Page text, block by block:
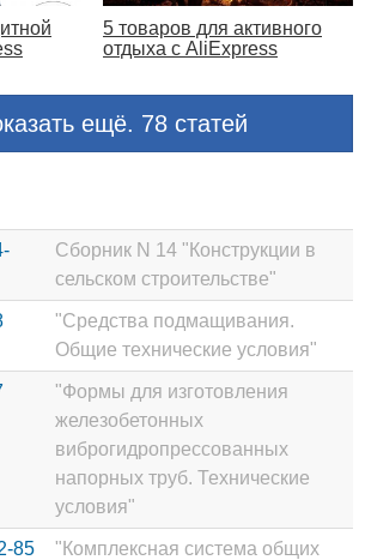
5 товаров для активного
отдыха с AliExpress
ещё. 78 статей
Сборник N 14 "Конструкции в
сельском строительстве"
"Средства подмащивания.
Общие технические условия"
"Формы для изготовления
железобетонных
виброгидропрессованных
напорных труб. Технические
условия"
85
"Комплексная система общих